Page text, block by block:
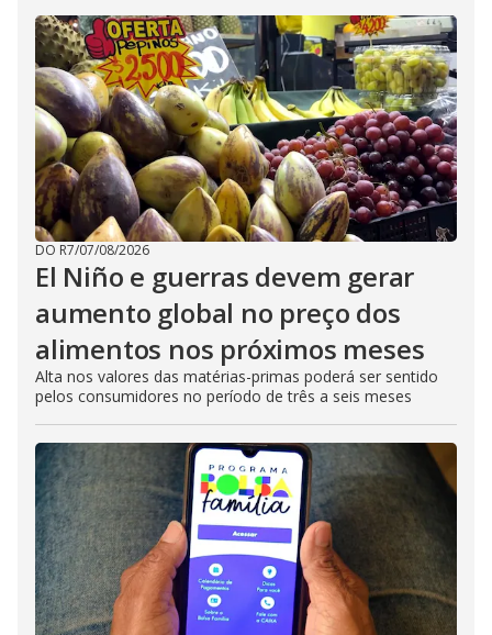
DO R7/07/08/2026
El Niño e guerras devem gerar
aumento global no preço dos
alimentos nos próximos meses
Alta nos valores das matérias-primas poderá ser sentido
pelos consumidores no período de três a seis meses